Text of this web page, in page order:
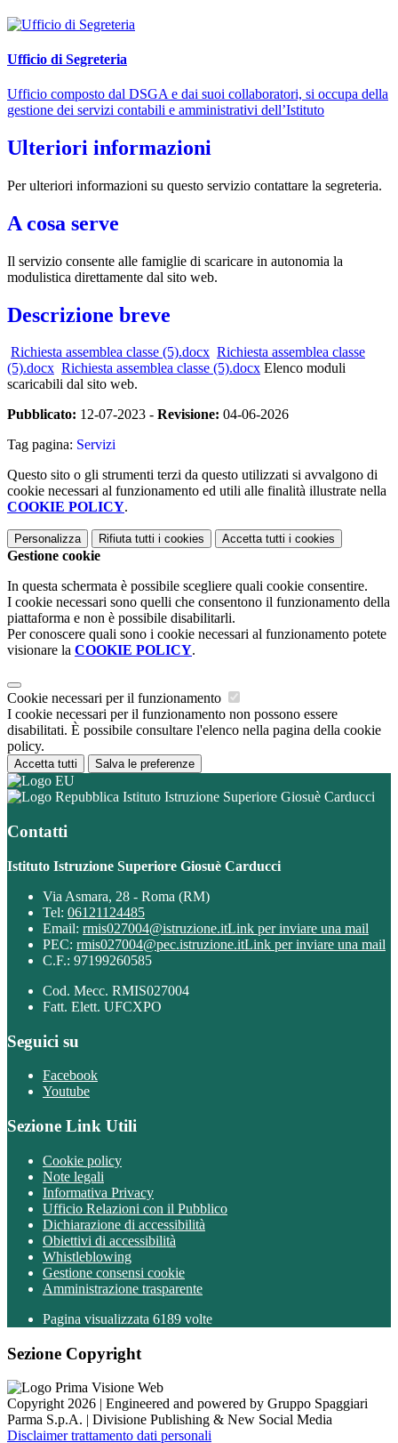
Ufficio di Segreteria
Ufficio composto dal DSGA e dai suoi collaboratori, si occupa della
gestione dei servizi contabili e amministrativi dell’Istituto
Ulteriori informazioni
Per ulteriori informazioni su questo servizio contattare la segreteria.
A cosa serve
Il servizio consente alle famiglie di scaricare in autonomia la
modulistica direttamente dal sito web.
Descrizione breve
Richiesta assemblea classe (5).docx Richiesta assemblea classe
(5).docx Richiesta assemblea classe (5).docx Elenco moduli
scaricabili dal sito web.
Pubblicato: 12-07-2023 - Revisione: 04-06-2026
Tag pagina: Servizi
Questo sito o gli strumenti terzi da questo utilizzati si avvalgono di
cookie necessari al funzionamento ed utili alle finalità illustrate nella
COOKIE POLICY.
Personalizza Rifiuta tutti i cookies Accetta tutti i cookies
Gestione cookie
In questa schermata è possibile scegliere quali cookie consentire.
I cookie necessari sono quelli che consentono il funzionamento della
piattaforma e non è possibile disabilitarli.
Per conoscere quali sono i cookie necessari al funzionamento potete
visionare la COOKIE POLICY.
Cookie necessari per il funzionamento
I cookie necessari per il funzionamento non possono essere
disabilitati. È possibile consultare l'elenco nella pagina della cookie
policy.
Accetta tutti Salva le preferenze
Istituto Istruzione Superiore Giosuè Carducci
Contatti
Istituto Istruzione Superiore Giosuè Carducci
Via Asmara, 28 - Roma (RM)
Tel: 06121124485
Email: rmis027004@istruzione.itLink per inviare una mail
PEC: rmis027004@pec.istruzione.itLink per inviare una mail
C.F.: 97199260585
Cod. Mecc. RMIS027004
Fatt. Elett. UFCXPO
Seguici su
Facebook
Youtube
Sezione Link Utili
Cookie policy
Note legali
Informativa Privacy
Ufficio Relazioni con il Pubblico
Dichiarazione di accessibilità
Obiettivi di accessibilità
Whistleblowing
Gestione consensi cookie
Amministrazione trasparente
Pagina visualizzata 6189 volte
Sezione Copyright
Copyright 2026 | Engineered and powered by Gruppo Spaggiari
Parma S.p.A. | Divisione Publishing & New Social Media
Disclaimer trattamento dati personali